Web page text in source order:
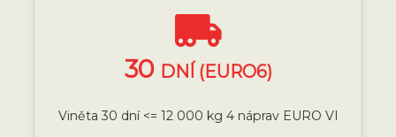
30 DNÍ (EURO6)
Viněta 30 dní <= 12 000 kg 4 náprav EURO VI